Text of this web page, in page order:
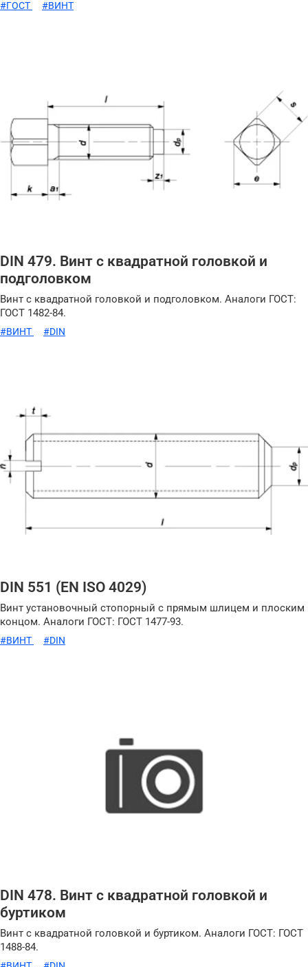
#ГОСТ #ВИНТ
DIN 479. Винт с квадратной головкой и
подголовком
Винт с квадратной головкой и подголовком. Аналоги ГОСТ:
ГОСТ 1482-84.
#ВИНТ #DIN
DIN 551 (EN ISO 4029)
Винт установочный стопорный с прямым шлицем и плоским
концом. Аналоги ГОСТ: ГОСТ 1477-93.
#ВИНТ #DIN
DIN 478. Винт с квадратной головкой и
буртиком
Винт с квадратной головкой и буртиком. Аналоги ГОСТ: ГОСТ
1488-84.